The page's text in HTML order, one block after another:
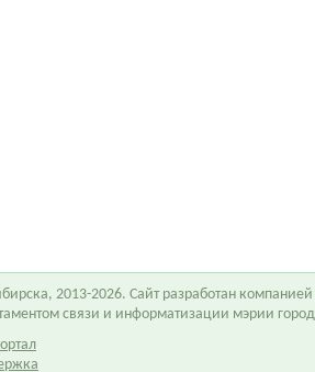
2013-2026. Сайт разработан компанией
связи и информатизации мэрии